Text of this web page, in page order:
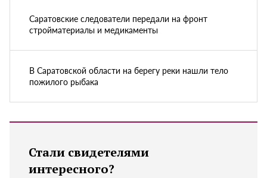
Саратовские следователи передали на фронт
стройматериалы и медикаменты
В Саратовской области на берегу реки нашли тело
пожилого рыбака
Стали свидетелями
интересного?